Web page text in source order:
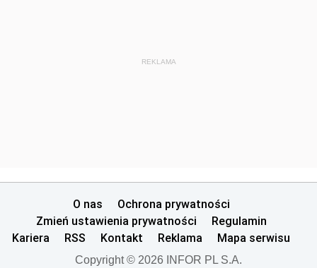
REKLAMA
O nas
Ochrona prywatności
Zmień ustawienia prywatności
Regulamin
Kariera
RSS Kontakt Reklama Mapa serwisu
Copyright © 2026 INFOR PL S.A.